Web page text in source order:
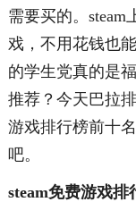
需要买的。
戏，不用花钱也
的学生党真的是
推荐？今天巴拉
游戏排行榜前十
吧。
steam免费游戏排